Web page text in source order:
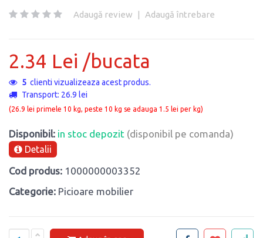
Adaugă review | Adaugă întrebare
2.34 Lei /bucata
5 clienti vizualizeaza acest produs.
Transport: 26.9 lei
(26.9 lei primele 10 kg, peste 10 kg se adauga 1.5 lei per kg)
Disponibil: in stoc depozit (disponibil pe comanda)
Detalii
Cod produs: 1000000003352
Categorie: Picioare mobilier